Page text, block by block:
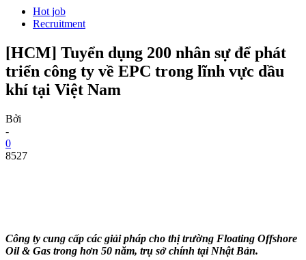
Hot job
Recruitment
[HCM] Tuyển dụng 200 nhân sự để phát
triển công ty về EPC trong lĩnh vực dầu
khí tại Việt Nam
Bởi
-
0
8527
Công ty cung cấp các giải pháp cho thị trường Floating Offshore
Oil & Gas trong hơn 50 năm, trụ sở chính tại Nhật Bản.